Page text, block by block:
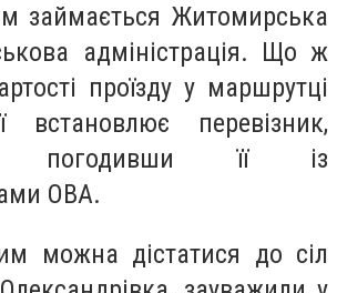
займається Житомирська
адміністрація. Що ж
проїзду у маршрутці
перевізник,
погодивши її із
ОВА.
можна дістатися до сіл